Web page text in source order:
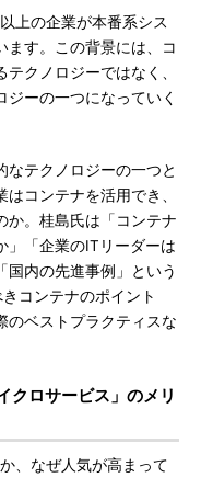
上の企業が本番系シス
ます。この背景には、コ
クノロジーではなく、
ーの一つになっていく
テクノロジーの一つと
コンテナを活用でき、
か。桂島氏は「コンテナ
」「企業のITリーダーは
国内の先進事例」という
コンテナのポイント
のベストプラクティスな
クロサービス」のメリ
、なぜ人気が高まって